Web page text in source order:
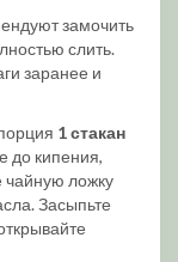
замочить
слить.
заранее и
1 стакан
до кипения,
чайную ложку
Засыпьте